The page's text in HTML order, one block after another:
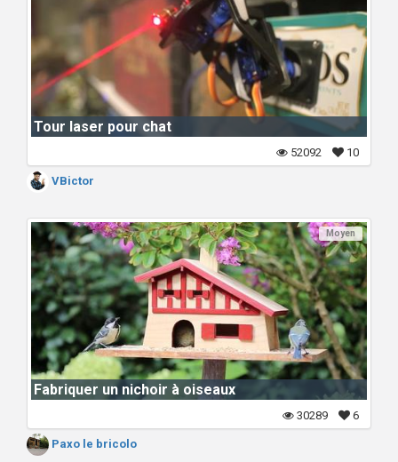
Tour laser pour chat
10
52092
VBictor
Moyen
Fabriquer un nichoir à oiseaux
6
30289
Paxo le bricolo